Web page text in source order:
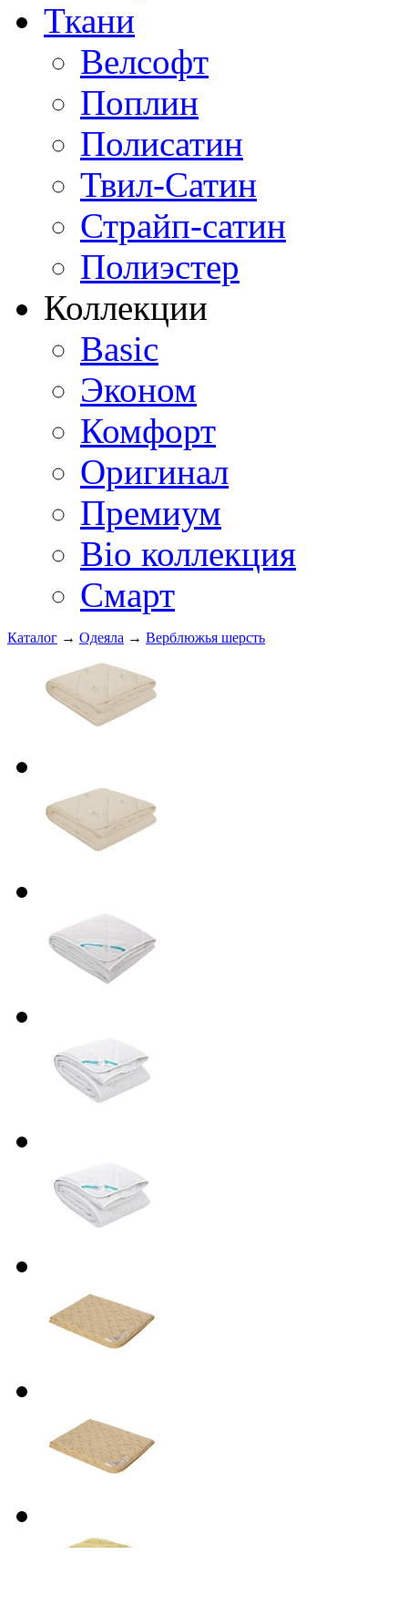
Ткани
Велсофт
Поплин
Полисатин
Твил-Сатин
Страйп-сатин
Полиэстер
Коллекции
Basic
Эконом
Комфорт
Оригинал
Премиум
Bio коллекция
Смарт
Каталог → Одеяла → Верблюжья шерсть